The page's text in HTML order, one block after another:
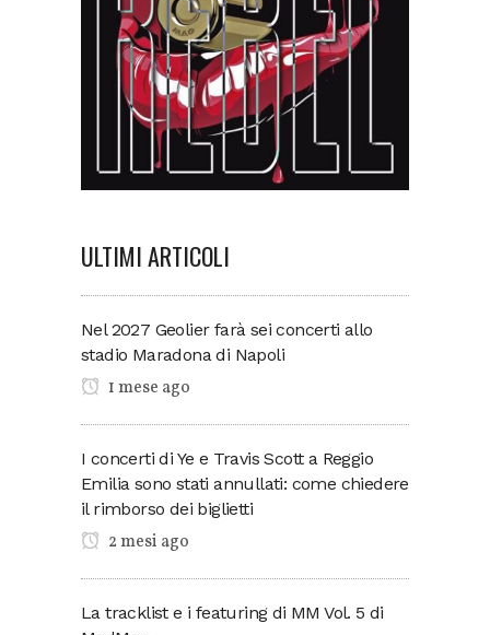
ULTIMI ARTICOLI
Nel 2027 Geolier farà sei concerti allo
stadio Maradona di Napoli
1 mese ago
I concerti di Ye e Travis Scott a Reggio
Emilia sono stati annullati: come chiedere
il rimborso dei biglietti
2 mesi ago
La tracklist e i featuring di MM Vol. 5 di